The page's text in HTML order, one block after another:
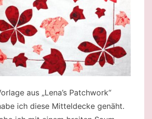
aus „Lena’s Patchwork“
ich diese Mitteldecke genäht.